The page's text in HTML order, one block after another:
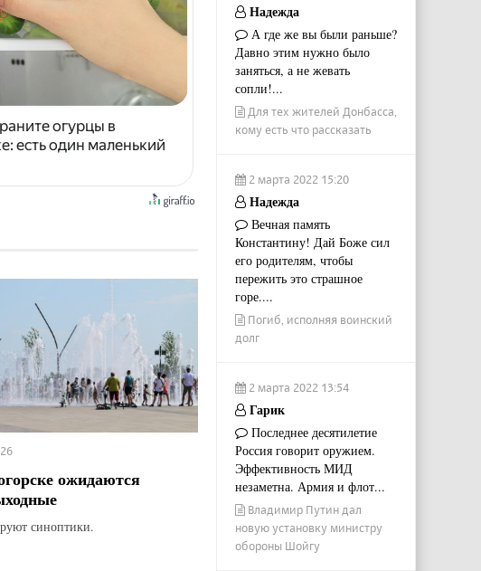
огурцы в
есть один маленький
ожидаются
синоптики.
Надежда
А где же вы были раньше?
Давно этим нужно было
заняться, а не жевать
сопли!...
Для тех жителей Донбасса,
кому есть что рассказать
2 марта 2022 15:20
Надежда
Вечная память
Константину! Дай Боже сил
его родителям, чтобы
пережить это страшное
горе....
Погиб, исполняя воинский
долг
2 марта 2022 13:54
Гарик
Последнее десятилетие
Россия говорит оружием.
Эффективность МИД
незаметна. Армия и флот...
Владимир Путин дал
новую установку министру
обороны Шойгу